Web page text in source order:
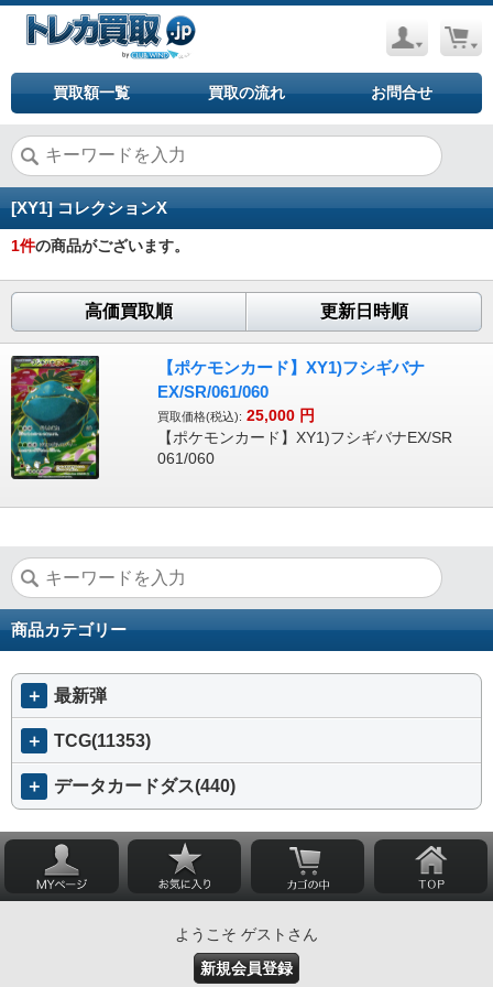
買取額一覧 買取の流れ お問合せ
[XY1] コレクションX
1件の商品がございます。
高価買取順 更新日時順
【ポケモンカード】XY1)フシギバナ
EX/SR/061/060
買取価格(税込): 25,000 円
【ポケモンカード】XY1)フシギバナEX/SR
061/060
商品カテゴリー
＋ 最新弾
＋ TCG(11353)
＋ データカードダス(440)
ようこそ ゲストさん
新規会員登録